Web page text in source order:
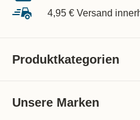
4,95 € Versand
Produktkategorien
Unsere Marken